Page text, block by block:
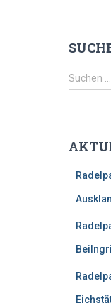
S
u
n
Suchen …